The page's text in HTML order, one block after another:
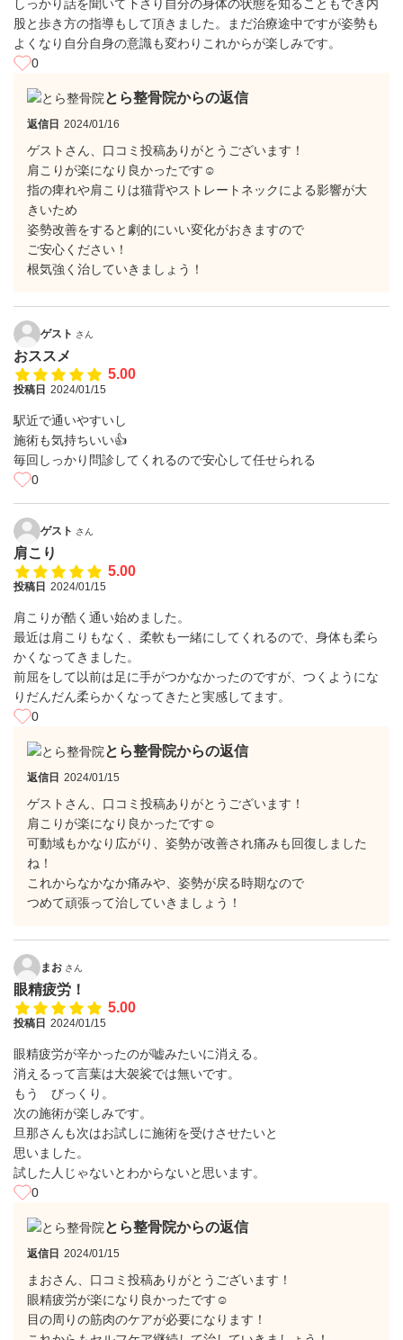
しっかり話を聞いて下さり自分の身体の状態を知ることもでき内
股と歩き方の指導もして頂きました。まだ治療途中ですが姿勢も
よくなり自分自身の意識も変わりこれからが楽しみです。
0
とら整骨院からの返信
返信日 2024/01/16
ゲストさん、口コミ投稿ありがとうございます！
肩こりが楽になり良かったです☺
指の痺れや肩こりは猫背やストレートネックによる影響が大
きいため
姿勢改善をすると劇的にいい変化がおきますので
ご安心ください！
根気強く治していきましょう！
ゲスト さん
おススメ
5.00
投稿日 2024/01/15
駅近で通いやすいし
施術も気持ちいい👍
毎回しっかり問診してくれるので安心して任せられる
0
ゲスト さん
肩こり
5.00
投稿日 2024/01/15
肩こりが酷く通い始めました。
最近は肩こりもなく、柔軟も一緒にしてくれるので、身体も柔ら
かくなってきました。
前屈をして以前は足に手がつかなかったのですが、つくようにな
りだんだん柔らかくなってきたと実感してます。
0
とら整骨院からの返信
返信日 2024/01/15
ゲストさん、口コミ投稿ありがとうございます！
肩こりが楽になり良かったです☺
可動域もかなり広がり、姿勢が改善され痛みも回復しました
ね！
これからなかなか痛みや、姿勢が戻る時期なので
つめて頑張って治していきましょう！
まお さん
眼精疲労！
5.00
投稿日 2024/01/15
眼精疲労が辛かったのが嘘みたいに消える。
消えるって言葉は大袈裟では無いです。
もう びっくり。
次の施術が楽しみです。
旦那さんも次はお試しに施術を受けさせたいと
思いました。
試した人じゃないとわからないと思います。
0
とら整骨院からの返信
返信日 2024/01/15
まおさん、口コミ投稿ありがとうございます！
眼精疲労が楽になり良かったです☺
目の周りの筋肉のケアが必要になります！